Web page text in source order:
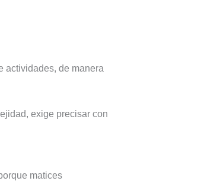
actividades, de manera
exige precisar con
matices